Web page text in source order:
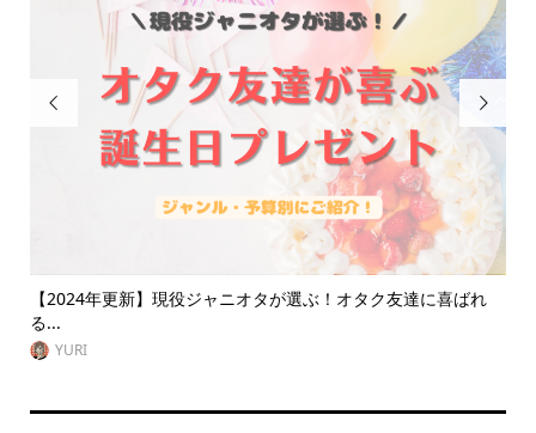

に喜ばれ
大阪遠征にオススメ！オタクに優しい安い推し活ホテル
